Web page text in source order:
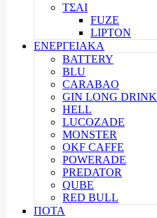
ΤΣΑΙ
FUZE
LIPTON
ΕΝΕΡΓΕΙΑΚΑ
BATTERY
BLU
CARABAO
GIN LONG DRINK
HELL
LUCOZADE
MONSTER
OKF CAFFE
POWERADE
PREDATOR
QUBE
RED BULL
ΠΟΤΑ